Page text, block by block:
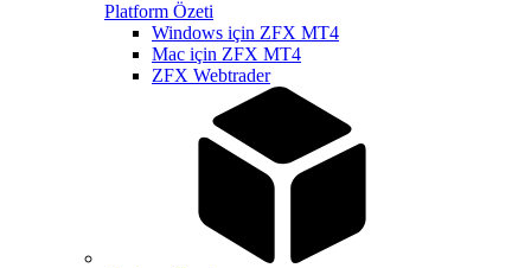
Platform Özeti
Windows için ZFX MT4
Mac için ZFX MT4
ZFX Webtrader